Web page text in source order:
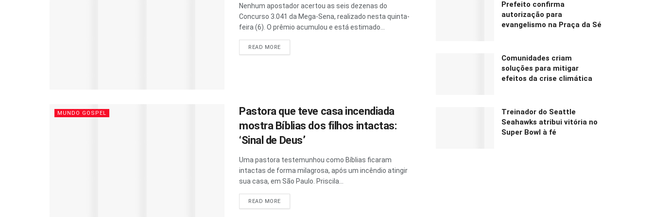
Nenhum apostador acertou as seis dezenas do
Concurso 3.041 da Mega-Sena, realizado nesta quinta-
feira (6). O prêmio acumulou e está estimado...
READ MORE
MUNDO GOSPEL
Pastora que teve casa incendiada
mostra Bíblias dos filhos intactas:
‘Sinal de Deus’
Uma pastora testemunhou como Bíblias ficaram
intactas de forma milagrosa, após um incêndio atingir
sua casa, em São Paulo. Priscila...
READ MORE
Prefeito confirma
autorização para
evangelismo na Praça da Sé
Comunidades criam
soluções para mitigar
efeitos da crise climática
Treinador do Seattle
Seahawks atribui vitória no
Super Bowl à fé